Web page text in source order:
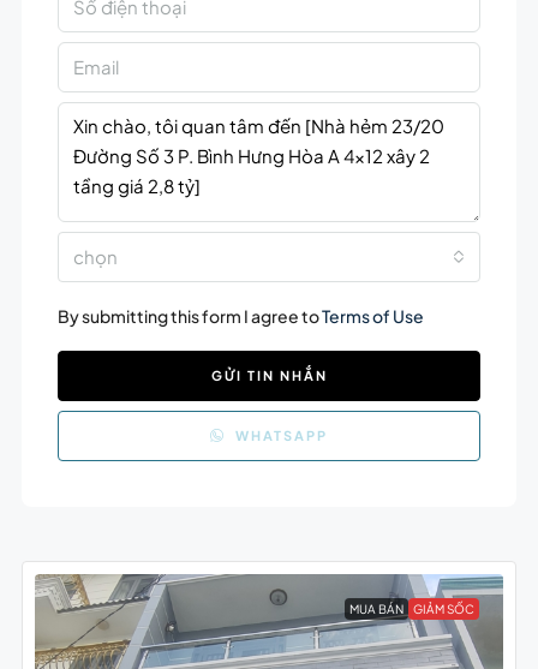
chọn
By submitting this form I agree toTerms of Use
GỬI TIN NHẮN
WHATSAPP
MUA BÁN GIẢM SỐC